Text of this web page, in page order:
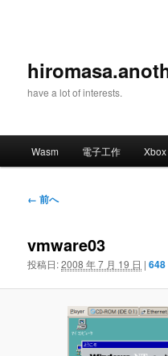
have a lot of interests.
Wasm 電子工作 Xbox
画
ビ
ゲ
← 前へ
vmware03
投稿日:2008 年 7 月 19 日 |648